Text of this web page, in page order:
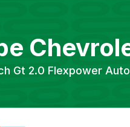
Gt 2.0 Flexpower